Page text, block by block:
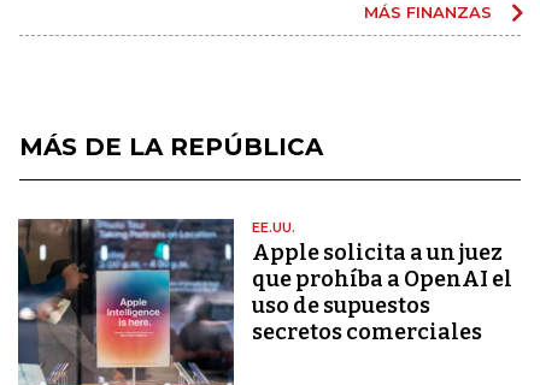
MÁS FINANZAS
MÁS DE LA REPÚBLICA
EE.UU.
Apple solicita a un juez
que prohíba a OpenAI el
uso de supuestos
secretos comerciales